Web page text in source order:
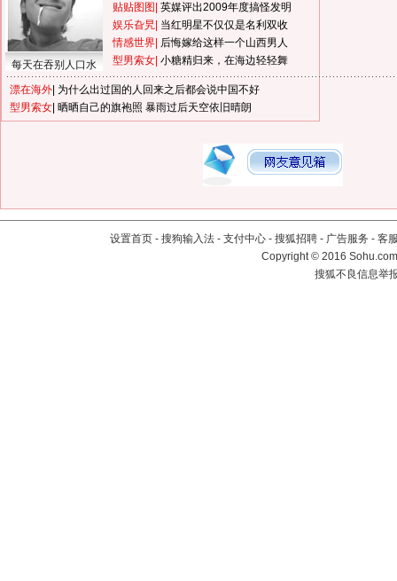
每天在吞别人口水
贴贴图图 英媒评出2009年度搞怪发明
娱乐旮旯 当红明星不仅仅是名利双收
情感世界 后悔嫁给这样一个山西男人
型男索女 小糖精归来，在海边轻轻舞
漂在海外 为什么出过国的人回来之后都会说中国不好
型男索女 晒晒自己的旗袍照 暴雨过后天空依旧晴朗
设置首页 - 搜狗输入法 - 支付中心 - 搜狐招聘 - 广告服务 - 客
Copyright©2016
搜狐不良信息举